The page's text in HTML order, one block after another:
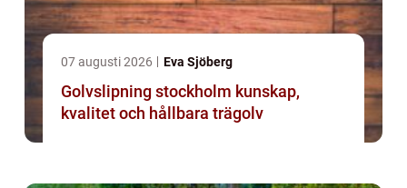
07 augusti 2026 Eva Sjöberg
Golvslipning stockholm kunskap,
kvalitet och hållbara trägolv